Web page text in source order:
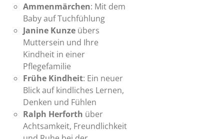
Ammenmärchen: Mit dem
Baby auf Tuchfühlung
Janine Kunze übers
Muttersein und Ihre
Kindheit in einer
Pflegefamilie
Frühe Kindheit: Ein neuer
Blick auf kindliches Lernen,
Denken und Fühlen
Ralph Herforth über
Achtsamkeit, Freundlichkeit